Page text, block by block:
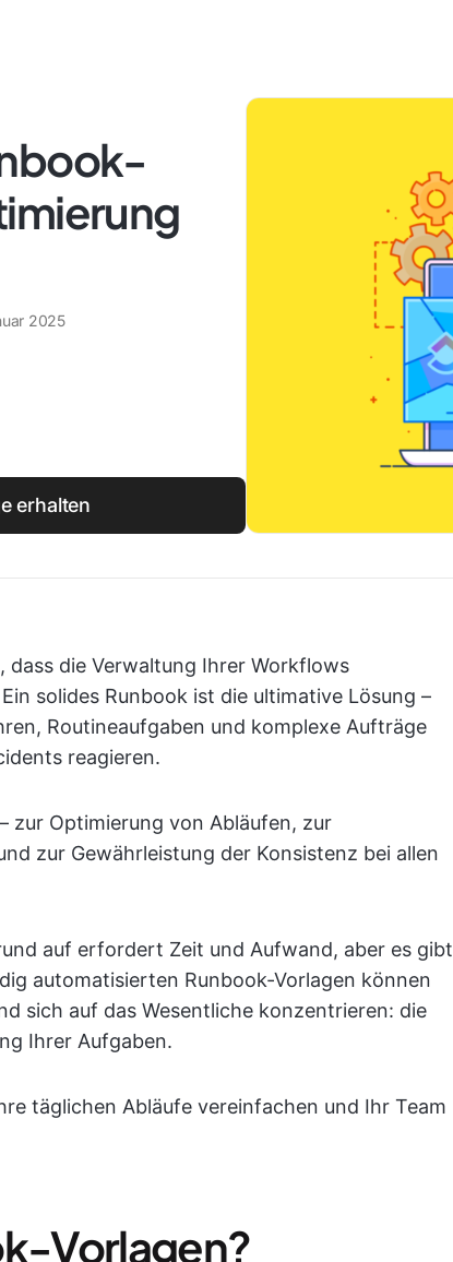
2025
erhalten
dass die Verwaltung Ihrer Workflows
solides Runbook ist die ultimative Lösung –
Routineaufgaben und komplexe Aufträge
reagieren.
zur Optimierung von Abläufen, zur
zur Gewährleistung der Konsistenz bei allen
auf erfordert Zeit und Aufwand, aber es gibt
automatisierten Runbook-Vorlagen können
sich auf das Wesentliche konzentrieren: die
Ihrer Aufgaben.
täglichen Abläufe vereinfachen und Ihr Team
Vorlagen?